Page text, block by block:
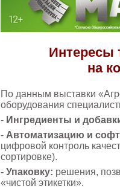
Интересы
на
По данным выставки
оборудования
- Ингредиенты и
- Автоматизацию и
цифровой контроль
сортировке).
- Упаковку: решения,
«чистой этикетки».